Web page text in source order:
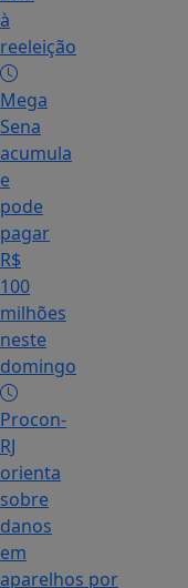
à
reeleição
Mega
Sena
acumula
e
pode
pagar
R$
100
milhões
neste
domingo
Procon-
RJ
orienta
sobre
danos
em
aparelhos por